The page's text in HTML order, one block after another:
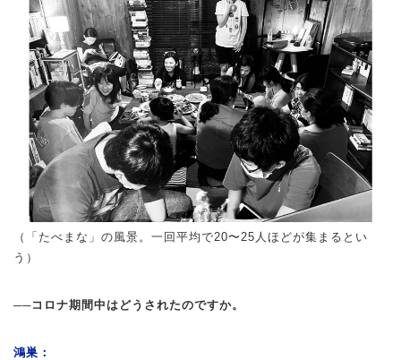
（「たべまな」の風景。一回平均で20〜25人ほどが集まるとい
う）
──コロナ期間中はどうされたのですか。
鴻巣：